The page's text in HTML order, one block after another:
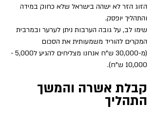
הזוג הזר לא ישהה בישראל שלא כחוק במידה
והתהליך יופסק.
שימו לב, על גובה הערבות ניתן לערער ובמרבית
המקרים להוריד משמעותית את הסכום
(מ-30,000 ש"ח אנחנו מצליחים להגיע ל5,000 -
10,000 ש"ח).
קבלת אשרה והמשך
התהליך